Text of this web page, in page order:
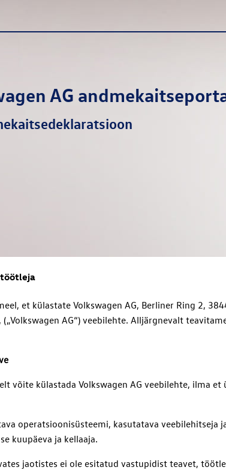
AG
et külastate Volkswagen AG, Berliner Ring 2,
(„Volkswagen AG“) veebilehte. Alljärgnevalt
võite külastada Volkswagen AG veebilehte, ilma
operatsioonisüsteemi, kasutatava veebilehitseja
kuupäeva ja kellaaja.
jaotistes ei ole esitatud vastupidist teavet,